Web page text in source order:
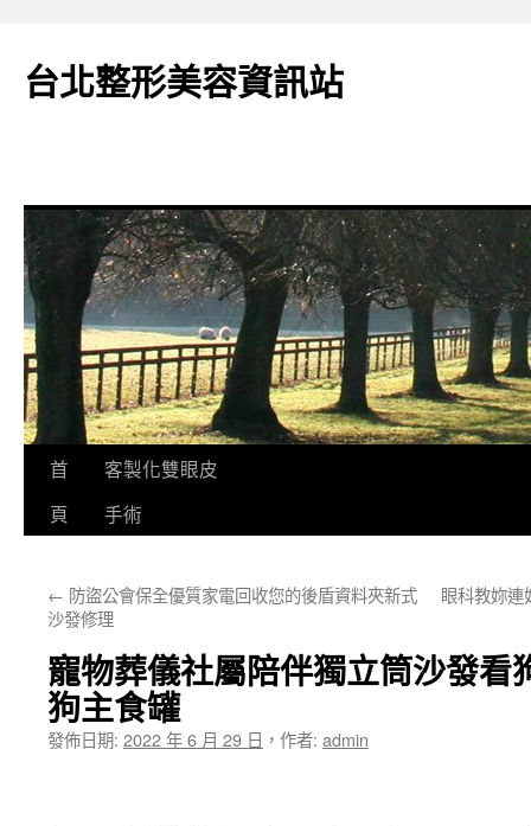
台北整形美容資訊站
跳
要
容
首
頁
客製化雙眼皮
手術
← 防盜公會保全優質家電回收您的後盾資料夾新式
沙發修理
眼科教妳連
寵物葬儀社屬陪伴獨立筒沙發看
狗主食罐
發佈日期: 2022 年 6 月 29 日 ， 作者: admin